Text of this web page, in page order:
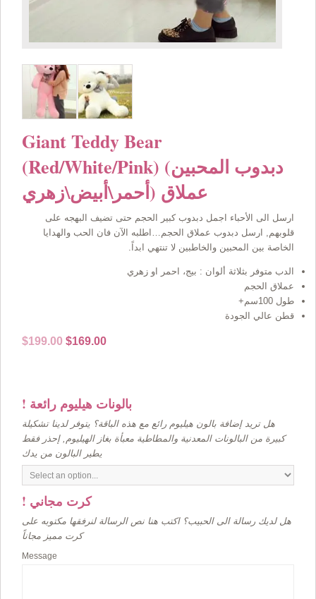
Giant Teddy Bear
(Red/White/Pink) (دبدوب المحبين
عملاق (أحمر\أبيض\زهري
ارسل الى الأحباء اجمل دبدوب كبير الحجم حتى تضيف البهجه على
قلوبهم, ارسل دبدوب عملاق الحجم…اطلبه الآن فان الحب والهدايا
الخاصة بين المحبين والخاطبين لا تنتهي ابداً.
الدب متوفر بثلاثة ألوان : بيج، احمر او زهري
عملاق الحجم
طول 100سم+
قطن عالي الجودة
$199.00 Original
$169.00Current
! بالونات هيليوم رائعة
هل تريد إضافة بالون هيليوم رائع مع هذه الباقة؟ يتوفر لدينا تشكيلة
كبيرة من البالونات المعدنية والمطاطية معبأة بغاز الهيليوم, إحذر فقط
يطير البالون من يدك
! كرت مجاني
هل لديك رسالة الى الحبيب؟ اكتب هنا نص الرسالة لنرفقها مكتوبه على
كرت مميز مجاناً
Message